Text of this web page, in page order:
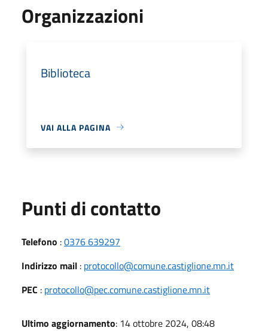
Organizzazioni
Biblioteca
VAI ALLA PAGINA
Punti di contatto
Telefono :0376 639297
Indirizzo mail : protocollo@comune.castiglione.mn.it
PEC : protocollo@pec.comune.castiglione.mn.it
Ultimo aggiornamento: 14 ottobre 2024, 08:48